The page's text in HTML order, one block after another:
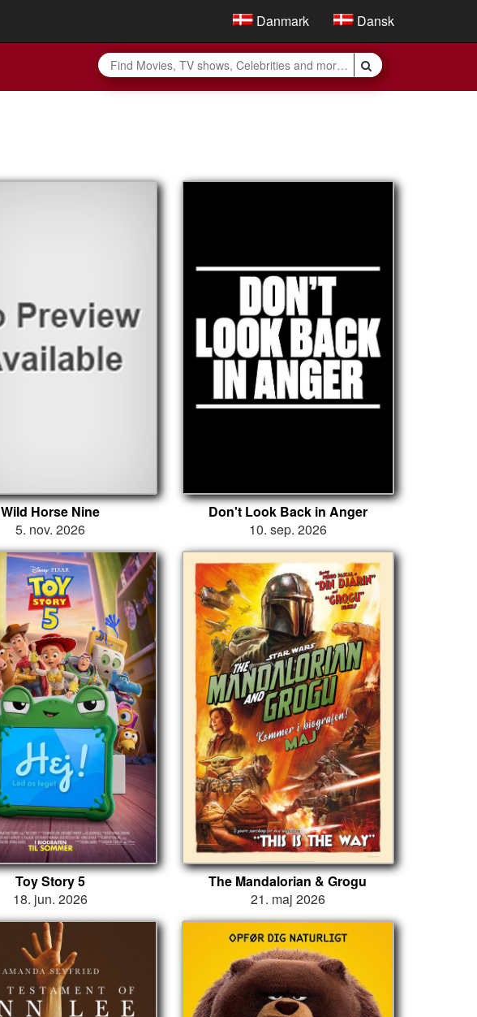
Danmark Dansk
Wild Horse Nine
5. nov. 2026
Don't Look Back in Anger
10. sep. 2026
Toy Story 5
18. jun. 2026
The Mandalorian & Grogu
21. maj 2026